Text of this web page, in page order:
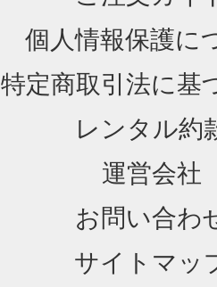
個人情報保護に
特定商取引法に基
レンタル約
運営会社
お問い合わ
サイトマッ